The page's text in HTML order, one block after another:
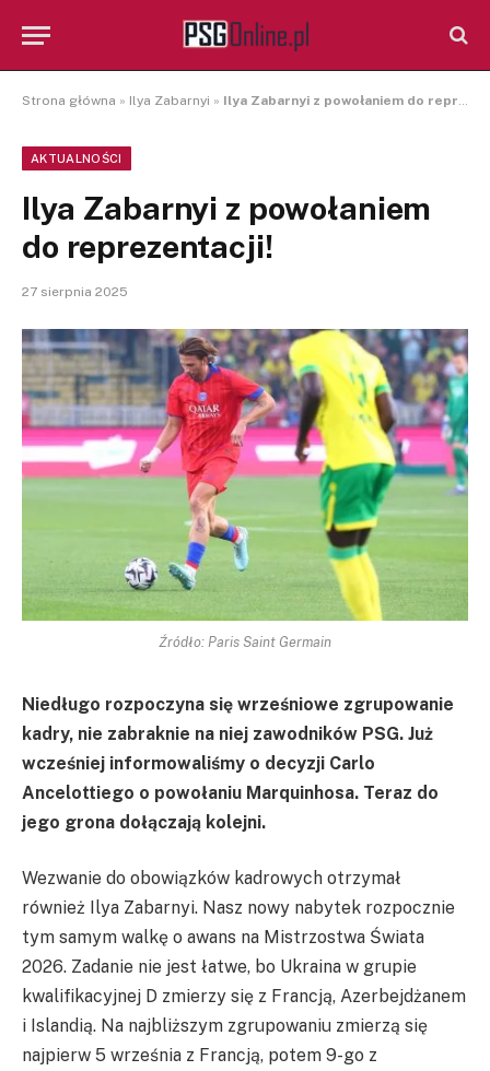
Strona główna » Ilya Zabarnyi » Ilya Zabarnyi z powołaniem do reprezentacji!
AKTUALNOŚCI
Ilya Zabarnyi z powołaniem
do reprezentacji!
27 sierpnia 2025
Źródło: Paris Saint Germain
Niedługo rozpoczyna się wrześniowe zgrupowanie
kadry, nie zabraknie na niej zawodników PSG. Już
wcześniej informowaliśmy o decyzji Carlo
Ancelottiego o powołaniu Marquinhosa. Teraz do
jego grona dołączają kolejni.
Wezwanie do obowiązków kadrowych otrzymał
również Ilya Zabarnyi. Nasz nowy nabytek rozpocznie
tym samym walkę o awans na Mistrzostwa Świata
2026. Zadanie nie jest łatwe, bo Ukraina w grupie
kwalifikacyjnej D zmierzy się z Francją, Azerbejdżanem
i Islandią. Na najbliższym zgrupowaniu zmierzą się
najpierw 5 września z Francją, potem 9-go z